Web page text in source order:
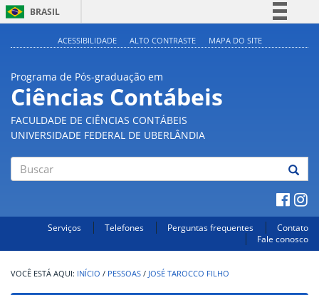
BRASIL
Acesso à informação
ACESSIBILIDADE ALTO CONTRASTE MAPA DO SITE
Programa de Pós-graduação em
Ciências Contábeis
FACULDADE DE CIÊNCIAS CONTÁBEIS
UNIVERSIDADE FEDERAL DE UBERLÂNDIA
Serviços Telefones Perguntas frequentes
Contato
Fale conosco
INÍCIO / PESSOAS / JOSÉ TAROCCO FILHO